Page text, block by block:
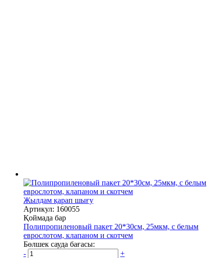
Жылдам қарап шығу
Артикул: 160055
Қоймада бар
Полипропиленовый пакет 20*30см, 25мкм, с белым
еврослотом, клапаном и скотчем
Бөлшек сауда бағасы:
-
+